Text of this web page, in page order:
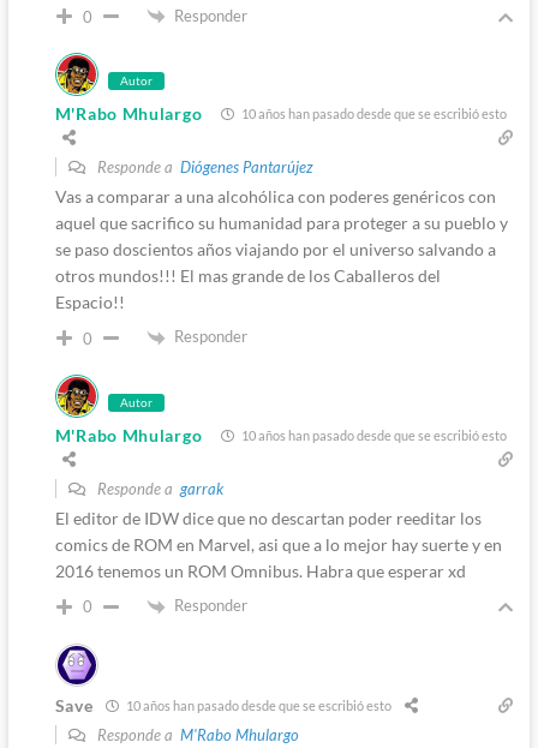
0 Responder
Autor
M'Rabo Mhulargo 10 años han pasado desde que se escribió esto
Responde a Diógenes Pantarújez
Vas a comparar a una alcohólica con poderes genéricos con
aquel que sacrifico su humanidad para proteger a su pueblo y
se paso doscientos años viajando por el universo salvando a
otros mundos!!! El mas grande de los Caballeros del
Espacio!!
0 Responder
Autor
M'Rabo Mhulargo 10 años han pasado desde que se escribió esto
Responde a garrak
El editor de IDW dice que no descartan poder reeditar los
comics de ROM en Marvel, asi que a lo mejor hay suerte y en
2016 tenemos un ROM Omnibus. Habra que esperar xd
0 Responder
Save 10 años han pasado desde que se escribió esto
Responde a M'Rabo Mhulargo